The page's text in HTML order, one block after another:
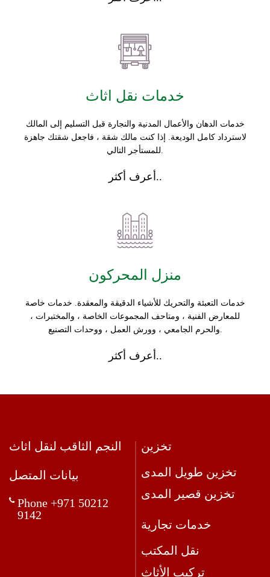
خدمات نقل اثاث
خدمات الدهان والأعمال المدنية والنجارة قبل التسليم إلى المالك
لاسترداد كامل الوديعة. إذا كنت مالك شقة ، فاجعل شقتك جاهزة
للمستأجر التالي.
أعرف أكثر..
منزل المحركون
خدمات التعبئة والتحريك للأشياء الدقيقة والمعقدة. خدمات خاصة
للمعارض الفنية ، ومتاحف المجموعات الخاصة ، والمختبرات ،
والحرم الجامعي ، وورش العمل ، ووحدات التصنيع.
أعرف أكثر..
النجم الثاقب لنقل اثاث
بيانات المتصل
Phone +971 50212
9142
تخزين
تخزين طويل المدى
تخزين قصير المدى
خدمات تجارية
نقل المكتب
تركيب الأثاث